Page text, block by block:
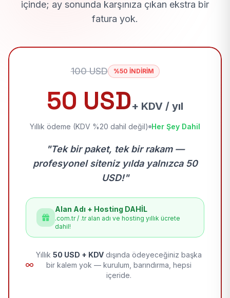
içinde; ay sonunda karşınıza çıkan ekstra bir
fatura yok.
100 USD %50 İNDİRİM
50 USD+ KDV / yıl
Yıllık ödeme (KDV %20 dahil değil) Her Şey Dahil
"Tek bir paket, tek bir rakam —
profesyonel siteniz yılda yalnızca 50
USD!"
Alan Adı + Hosting DAHİL
.com.tr / .tr alan adı ve hosting yıllık ücrete
dahil!
Yıllık 50 USD + KDV dışında ödeyeceğiniz başka
bir kalem yok — kurulum, barındırma, hepsi
içeride.